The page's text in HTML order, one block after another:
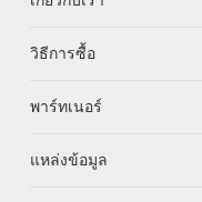
วิธีการซื้อ
พาร์ทเนอร์
แหล่งข้อมูล